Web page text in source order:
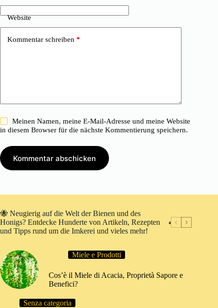
Website
Kommentar schreiben *
Meinen Namen, meine E-Mail-Adresse und meine Website
in diesem Browser für die nächste Kommentierung speichern.
Kommentar abschicken
🐝 Neugierig auf die Welt der Bienen und des
Honigs? Entdecke Hunderte von Artikeln, Rezepten
und Tipps rund um die Imkerei und vieles mehr!
Miele e Prodotti
Cos’è il Miele di Acacia, Proprietà Sapore e
Benefici?
Senza categoria